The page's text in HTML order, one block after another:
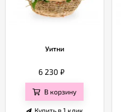
Уитни
6 230₽
В корзину